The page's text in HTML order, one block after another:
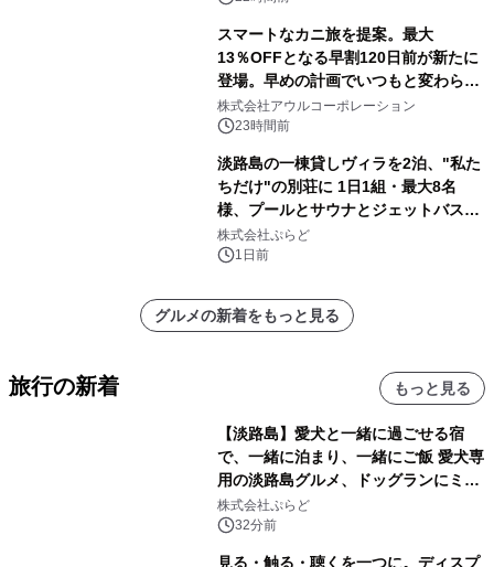
スマートなカニ旅を提案。最大
13％OFFとなる早割120日前が新たに
登場。早めの計画でいつもと変わらぬ
大人の冬旅を。ー夕日ヶ浦温泉「佳松
苑 別邸ふうか」ー
株式会社アウルコーポレーション
23時間前
淡路島の一棟貸しヴィラを2泊、"私た
ちだけ"の別荘に 1日1組・最大8名
様、プールとサウナとジェットバス付
きで Villa Mon Temps AWAJIの連泊
素泊りプラン
株式会社ぷらど
1日前
グルメの新着をもっと見る
旅行の新着 もっと見る
【淡路島】愛犬と一緒に過ごせる宿
で、一緒に泊まり、一緒にご飯 愛犬専
用の淡路島グルメ、ドッグランにミニ
プール グランピングとトレーラーハウ
スの2施設で
株式会社ぷらど
32分前
見る・触る・聴くを一つに。ディスプ